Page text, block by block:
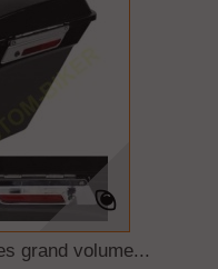
grand volume...